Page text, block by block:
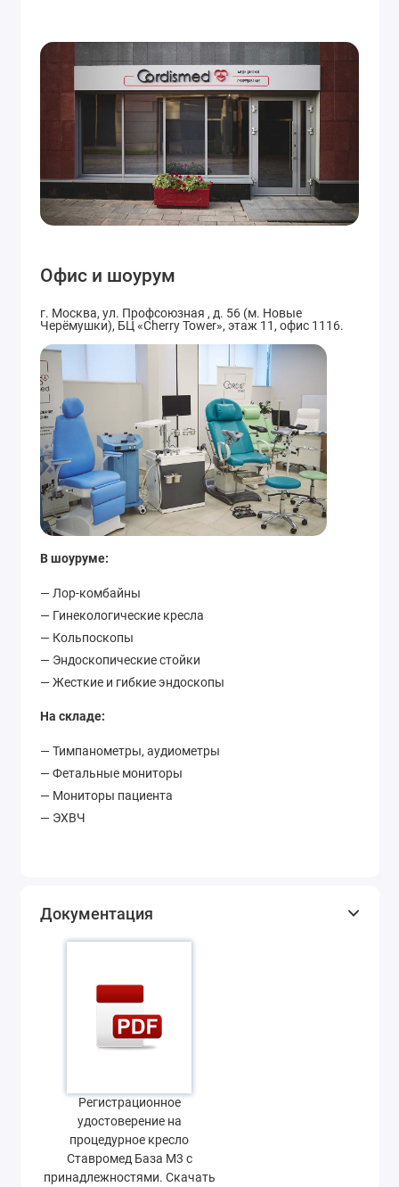
Офис и шоурум
г. Москва, ул. Профсоюзная , д. 56 (м. Новые
Черёмушки), БЦ «Cherry Tower», этаж 11, офис 1116.
В шоуруме:
— Лор-комбайны
— Гинекологические кресла
— Кольпоскопы
— Эндоскопические стойки
— Жесткие и гибкие эндоскопы
На складе:
— Тимпанометры, аудиометры
— Фетальные мониторы
— Мониторы пациента
— ЭХВЧ
Документация
Регистрационное
удостоверение на
процедурное кресло
Ставромед База М3 с
принадлежностями. Скачать